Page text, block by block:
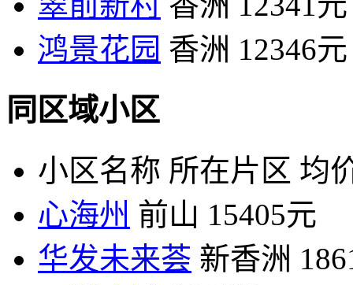
鸿景花园 香洲 12346元
同区域小区
小区名称 所在片区 均
心海州 前山 15405元
华发未来荟 新香洲